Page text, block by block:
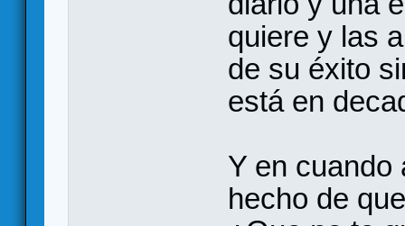
quiere y las
de su éxito
está en
Y en cuando
hecho de